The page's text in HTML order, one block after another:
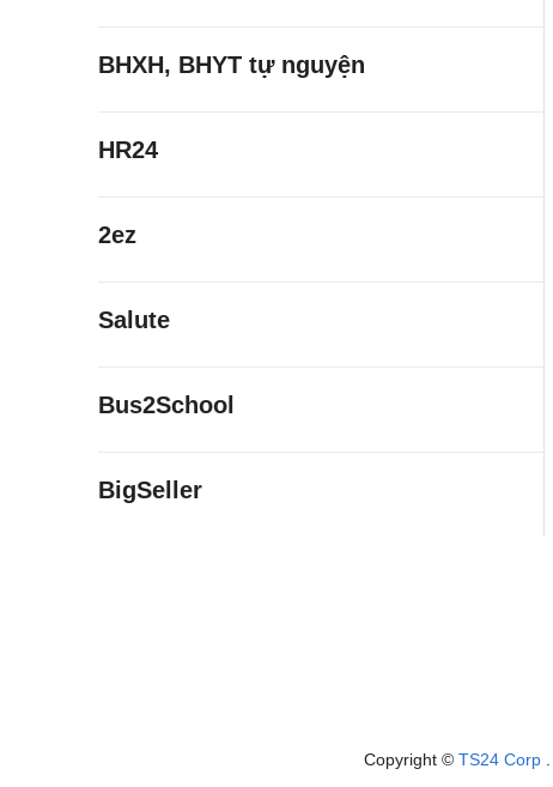
BHXH, BHYT tự nguyện
HR24
2ez
Salute
Bus2School
BigSeller
Copyright © TS24 Corp